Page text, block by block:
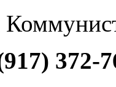
372-